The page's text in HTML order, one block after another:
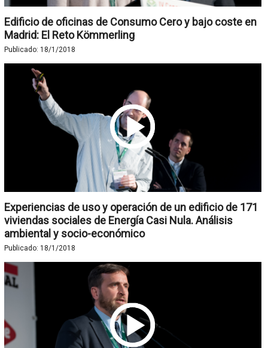
Edificio de oficinas de Consumo Cero y bajo coste en
Madrid: El Reto Kömmerling
Publicado: 18/1/2018
Experiencias de uso y operación de un edificio de 171
viviendas sociales de Energía Casi Nula. Análisis
ambiental y socio-económico
Publicado: 18/1/2018